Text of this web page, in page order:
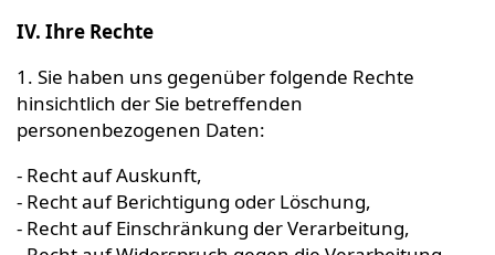
IV. Ihre Rechte
1. Sie haben uns gegenüber folgende Rechte
hinsichtlich der Sie betreffenden
personenbezogenen Daten:
- Recht auf Auskunft,
- Recht auf Berichtigung oder Löschung,
- Recht auf Einschränkung der Verarbeitung,